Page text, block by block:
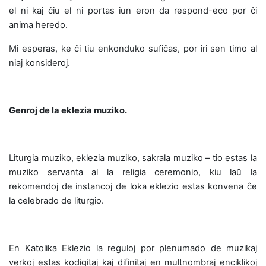
el ni kaj ĉiu el ni portas iun eron da respond-eco por ĉi
anima heredo.
Mi esperas, ke ĉi tiu enkonduko sufiĉas, por iri sen timo al
niaj konsideroj.
Genroj de la eklezia muziko.
Liturgia muziko, eklezia muziko, sakrala muziko – tio estas la
muziko servanta al la religia ceremonio, kiu laŭ la
rekomendoj de instancoj de loka eklezio estas konvena ĉe
la celebrado de liturgio.
En Katolika Eklezio la reguloj por plenumado de muzikaj
verkoj estas kodigitaj kaj difinitaj en multnombraj enciklikoj